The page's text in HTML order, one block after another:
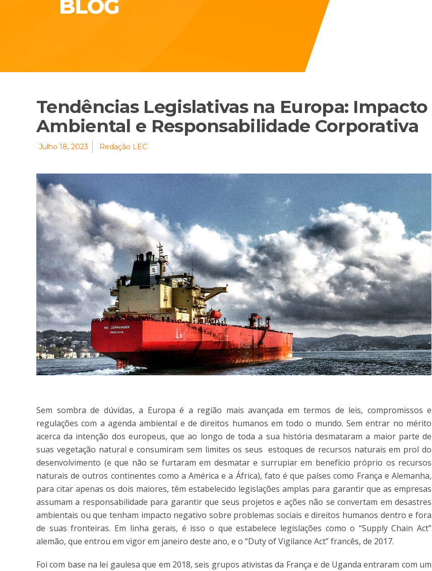
BLOG
Tendências Legislativas na Europa: Impacto
Ambiental e Responsabilidade Corporativa
Julho 18, 2023 Redação LEC
Sem sombra de dúvidas, a Europa é a região mais avançada em termos de leis, compromissos e
regulações com a agenda ambiental e de direitos humanos em todo o mundo. Sem entrar no mérito
acerca da intenção dos europeus, que ao longo de toda a sua história desmataram a maior parte de
suas vegetação natural e consumiram sem limites os seus estoques de recursos naturais em prol do
desenvolvimento (e que não se furtaram em desmatar e surrupiar em benefício próprio os recursos
naturais de outros continentes como a América e a África), fato é que países como França e Alemanha,
para citar apenas os dois maiores, têm estabelecido legislações amplas para garantir que as empresas
assumam a responsabilidade para garantir que seus projetos e ações não se convertam em desastres
ambientais ou que tenham impacto negativo sobre problemas sociais e direitos humanos dentro e fora
de suas fronteiras. Em linha gerais, é isso o que estabelece legislações como o “Supply Chain Act”
alemão, que entrou em vigor em janeiro deste ano, e o “Duty of Vigilance Act” francês, de 2017.
Foi com base na lei gaulesa que em 2018, seis grupos ativistas da França e de Uganda entraram com um